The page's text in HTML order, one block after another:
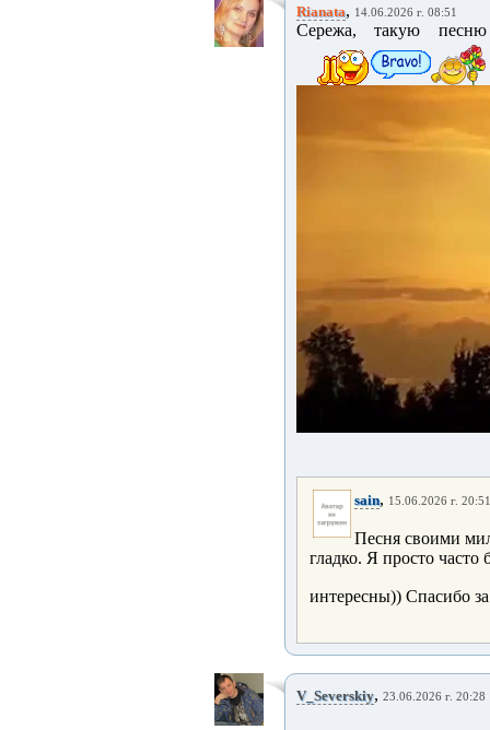
Rianata, 14.06.2026 г. 08:51
Сережа, такую
sain, 15.06.2026 г. 20:51
Песня своими
гладко. Я просто
интересны)) Спасибо
V_Severskiy, 23.06.2026 г. 20:28